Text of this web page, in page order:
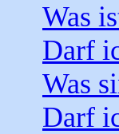
Was
Darf
Was
Darf